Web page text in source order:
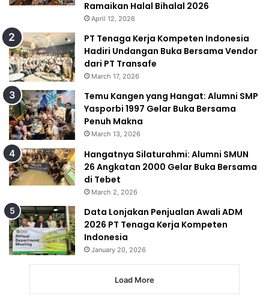
Ramaikan Halal Bihalal 2026
April 12, 2026
PT Tenaga Kerja Kompeten Indonesia
Hadiri Undangan Buka Bersama Vendor
dari PT Transafe
March 17, 2026
Temu Kangen yang Hangat: Alumni SMP
Yasporbi 1997 Gelar Buka Bersama
Penuh Makna
March 13, 2026
Hangatnya Silaturahmi: Alumni SMUN
26 Angkatan 2000 Gelar Buka Bersama
di Tebet
March 2, 2026
Data Lonjakan Penjualan Awali ADM
2026 PT Tenaga Kerja Kompeten
Indonesia
January 20, 2026
Load More